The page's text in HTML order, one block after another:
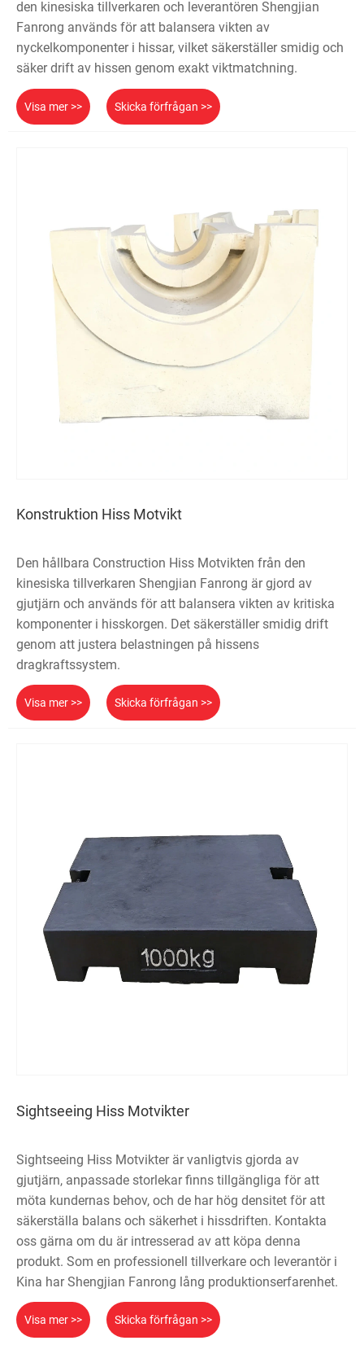
den kinesiska tillverkaren och leverantören Shengjian
Fanrong används för att balansera vikten av
nyckelkomponenter i hissar, vilket säkerställer smidig och
säker drift av hissen genom exakt viktmatchning.
Visa mer >> Skicka förfrågan >>
Konstruktion Hiss Motvikt
Den hållbara Construction Hiss Motvikten från den
kinesiska tillverkaren Shengjian Fanrong är gjord av
gjutjärn och används för att balansera vikten av kritiska
komponenter i hisskorgen. Det säkerställer smidig drift
genom att justera belastningen på hissens
dragkraftssystem.
Visa mer >> Skicka förfrågan >>
Sightseeing Hiss Motvikter
Sightseeing Hiss Motvikter är vanligtvis gjorda av
gjutjärn, anpassade storlekar finns tillgängliga för att
möta kundernas behov, och de har hög densitet för att
säkerställa balans och säkerhet i hissdriften. Kontakta
oss gärna om du är intresserad av att köpa denna
produkt. Som en professionell tillverkare och leverantör i
Kina har Shengjian Fanrong lång produktionserfarenhet.
Visa mer >> Skicka förfrågan >>